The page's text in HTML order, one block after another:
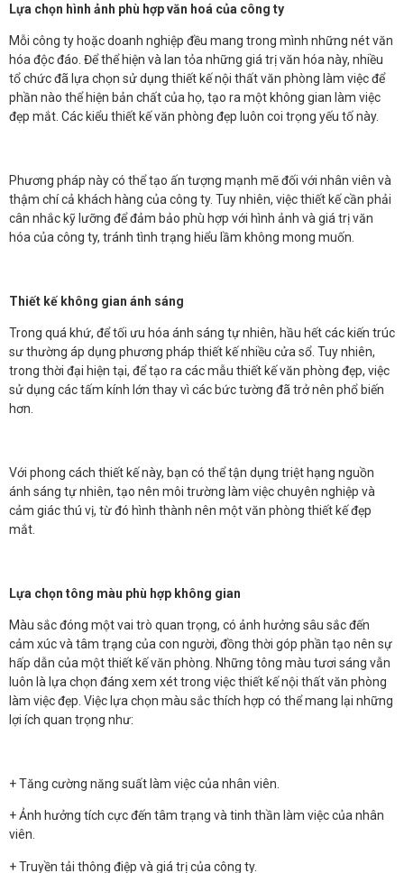
Lựa chọn hình ảnh phù hợp văn hoá của công ty
Mỗi công ty hoặc doanh nghiệp đều mang trong mình những nét văn
hóa độc đáo. Để thể hiện và lan tỏa những giá trị văn hóa này, nhiều
tổ chức đã lựa chọn sử dụng thiết kế nội thất văn phòng làm việc để
phần nào thể hiện bản chất của họ, tạo ra một không gian làm việc
đẹp mắt. Các kiểu thiết kế văn phòng đẹp luôn coi trọng yếu tố này.
Phương pháp này có thể tạo ấn tượng mạnh mẽ đối với nhân viên và
thậm chí cả khách hàng của công ty. Tuy nhiên, việc thiết kế cần phải
cân nhắc kỹ lưỡng để đảm bảo phù hợp với hình ảnh và giá trị văn
hóa của công ty, tránh tình trạng hiểu lầm không mong muốn.
Thiết kế không gian ánh sáng
Trong quá khứ, để tối ưu hóa ánh sáng tự nhiên, hầu hết các kiến trúc
sư thường áp dụng phương pháp thiết kế nhiều cửa sổ. Tuy nhiên,
trong thời đại hiện tại, để tạo ra các mẫu thiết kế văn phòng đẹp, việc
sử dụng các tấm kính lớn thay vì các bức tường đã trở nên phổ biến
hơn.
Với phong cách thiết kế này, bạn có thể tận dụng triệt hạng nguồn
ánh sáng tự nhiên, tạo nên môi trường làm việc chuyên nghiệp và
cảm giác thú vị, từ đó hình thành nên một văn phòng thiết kế đẹp
mắt.
Lựa chọn tông màu phù hợp không gian
Màu sắc đóng một vai trò quan trọng, có ảnh hưởng sâu sắc đến
cảm xúc và tâm trạng của con người, đồng thời góp phần tạo nên sự
hấp dẫn của một thiết kế văn phòng. Những tông màu tươi sáng vẫn
luôn là lựa chọn đáng xem xét trong việc thiết kế nội thất văn phòng
làm việc đẹp. Việc lựa chọn màu sắc thích hợp có thể mang lại những
lợi ích quan trọng như:
+ Tăng cường năng suất làm việc của nhân viên.
+ Ảnh hưởng tích cực đến tâm trạng và tinh thần làm việc của nhân
viên.
+ Truyền tải thông điệp và giá trị của công ty.